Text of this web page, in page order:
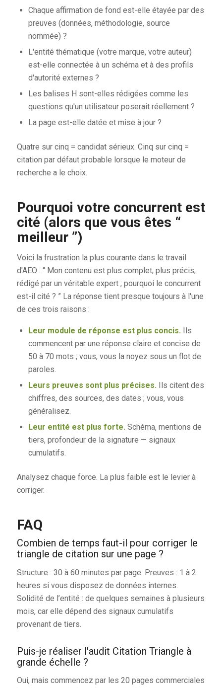
Chaque affirmation de fond est-elle étayée par des
preuves (données, méthodologie, source
nommée) ?
L'entité thématique (votre marque, votre auteur)
est-elle connectée à un schéma et à des profils
d'autorité externes ?
Les balises H sont-elles rédigées comme les
questions qu'un utilisateur poserait réellement ?
La page est-elle datée et mise à jour ?
Quatre sur cinq = candidat sérieux. Cinq sur cinq =
citation par défaut probable lorsque le moteur de
recherche a le choix.
Pourquoi votre concurrent est
cité (alors que vous êtes “
meilleur ”)
Voici la frustration la plus courante dans le travail
d'AEO : “ Mon contenu est plus complet, plus précis,
rédigé par un véritable expert ; pourquoi le concurrent
est-il cité ? ” La réponse tient presque toujours à l'une
de ces trois raisons :
Leur module de réponse est plus concis.Ils
commencent par une réponse claire et concise de
50 à 70 mots ; vous, vous la noyez sous un flot de
paroles.
Leurs preuves sont plus précises.Ils citent des
chiffres, des sources, des dates ; vous, vous
généralisez.
Leur entité est plus forte.Schéma, mentions de
tiers, profondeur de la signature — signaux
cumulatifs.
Analysez chaque force. La plus faible est le levier à
corriger.
FAQ
Combien de temps faut-il pour corriger le
triangle de citation sur une page ?
Structure : 30 à 60 minutes par page. Preuves : 1 à 2
heures si vous disposez de données internes.
Solidité de l’entité : de quelques semaines à plusieurs
mois, car elle dépend des signaux cumulatifs
provenant de tiers.
Puis-je réaliser l'audit Citation Triangle à
grande échelle ?
Oui, mais commencez par les 20 pages commerciales